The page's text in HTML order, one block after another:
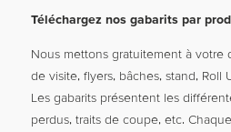
Téléchargez nos gabarits par
Nous mettons gratuitement à votre
de visite, flyers, bâches, stand, Roll
Les gabarits présentent les
perdus, traits de coupe, etc.